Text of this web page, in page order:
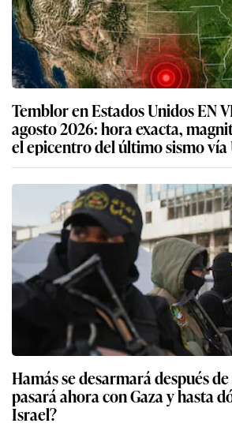
Temblor en Estados Unidos EN
agosto 2026: hora exacta,
el epicentro del último sismo vía
Hamás se desarmará después
pasará ahora con Gaza y hasta
Israel?